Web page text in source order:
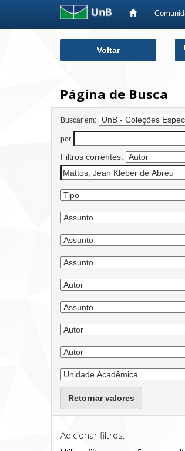
Voltar
Página de Busca
Buscar em:
por
Filtros correntes:
Retornar valores
Adicionar filtros: